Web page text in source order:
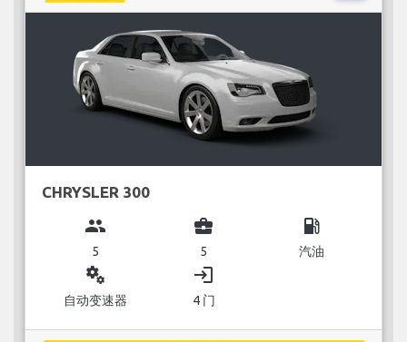
CHRYSLER 300
group
5
business_center
5
local_gas_station
汽油
miscellaneous_services
自动变速器
login
4 门